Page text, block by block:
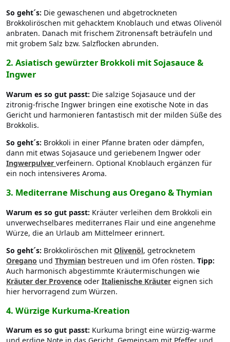
So geht´s: Die gewaschenen und abgetrockneten
Brokkoliröschen mit gehacktem Knoblauch und etwas Olivenöl
anbraten. Danach mit frischem Zitronensaft beträufeln und
mit grobem Salz bzw. Salzflocken abrunden.
2. Asiatisch gewürzter Brokkoli mit Sojasauce &
Ingwer
Warum es so gut passt: Die salzige Sojasauce und der
zitronig-frische Ingwer bringen eine exotische Note in das
Gericht und harmonieren fantastisch mit der milden Süße des
Brokkolis.
So geht´s: Brokkoli in einer Pfanne braten oder dämpfen,
dann mit etwas Sojasauce und geriebenem Ingwer oder
Ingwerpulver verfeinern. Optional Knoblauch ergänzen für
ein noch intensiveres Aroma.
3. Mediterrane Mischung aus Oregano & Thymian
Warum es so gut passt: Kräuter verleihen dem Brokkoli ein
unverwechselbares mediterranes Flair und eine angenehme
Würze, die an Urlaub am Mittelmeer erinnert.
So geht´s: Brokkoliröschen mit Olivenöl, getrocknetem
Oregano und Thymian bestreuen und im Ofen rösten. Tipp:
Auch harmonisch abgestimmte Kräutermischungen wie
Kräuter der Provence oder Italienische Kräuter eignen sich
hier hervorragend zum Würzen.
4. Würzige Kurkuma-Kreation
Warum es so gut passt: Kurkuma bringt eine würzig-warme